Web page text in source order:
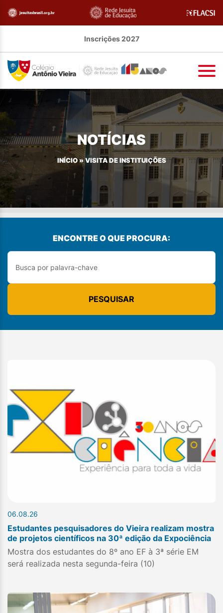
Inscrições 2027
NOTÍCIAS
INÍCIO»VISITA DE INSTITUIÇÕES
ENCONTRE O QUE PROCURA:
PESQUISAR
06.08.26
Estudantes pesquisadores do Vieira realizam mostra
de projetos científicos na 30ª edição da Expociência
Mostra dos estudantes do 8º ano EF à 3ª série EM
será realizada nesta segunda-feira (10)